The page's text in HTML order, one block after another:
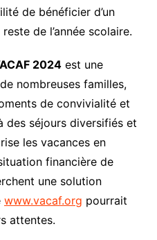
de bénéficier d’un
de l’année scolaire.
2024est une
nombreuses familles,
de convivialité et
des séjours diversifiés et
les vacances en
financière de
une solution
www.vacaf.org pourrait
attentes.